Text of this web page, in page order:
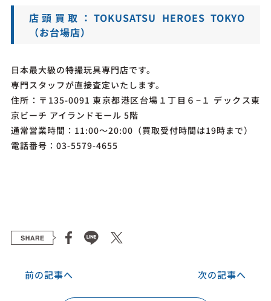
店頭買取：TOKUSATSU HEROES TOKYO
（お台場店）
日本最大級の特撮玩具専門店です。
専門スタッフが直接査定いたします。
住所：〒135-0091 東京都港区台場１丁目６−１ デックス東
京ビーチ アイランドモール 5階
通常営業時間：11:00〜20:00（買取受付時間は19時まで）
電話番号： 03-5579-4655
前の記事へ 次の記事へ